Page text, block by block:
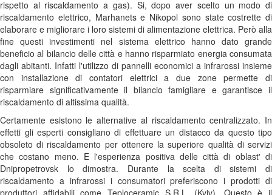
rispetto al riscaldamento a gas). Si, dopo aver scelto un modo di
riscaldamento elettrico, Marhanets e Nikopol sono state costrette di
elaborare e migliorare i loro sistemi di alimentazione elettrica. Però alla
fine questi investimenti nel sistema elettrico hanno dato grande
beneficio al bilancio delle città e hanno risparmiato energia consumata
dagli abitanti. Infatti l'utilizzo di pannelli economici a infrarossi insieme
con installazione di contatori elettrici a due zone permette di
risparmiare significativamente il bilancio famigliare e garantisce il
riscaldamento di altissima qualità.
Certamente esistono le alternative al riscaldamento centralizzato. In
effetti gli esperti consigliano di effettuare un distacco da questo tipo
obsoleto di riscaldamento per ottenere la superiore qualità di servizi
che costano meno. E l'esperienza positiva delle città di oblast' di
Dnipropetrovsk lo dimostra. Durante la scelta di sistemi di
riscaldamento a infrarossi i consumatori preferiscono i prodotti di